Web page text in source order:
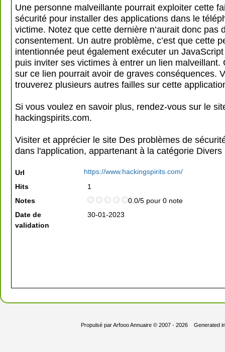
Une personne malveillante pourrait exploiter cette
sécurité pour installer des applications dans le
victime. Notez que cette dernière n’aurait donc pas
consentement. Un autre problème, c’est que cette
intentionnée peut également exécuter un
puis inviter ses victimes à entrer un lien malveillant.
sur ce lien pourrait avoir de graves conséquences.
trouverez plusieurs autres failles sur cette
Si vous voulez en savoir plus, rendez-vous sur le
hackingspirits.com.
Visiter et apprécier le site Des problèmes de
dans l'application, appartenant à la catégorie Divers
Url
https://www.hackingspirits.com/
Hits
1
Notes
0.0/5 pour 0 note
Date de
validation
30-01-2023
Propulsé parArfooo Annuaire© 2007 - 2026 Generated